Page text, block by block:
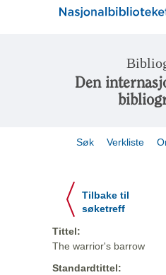
Den
Søk Verkliste
Tilbake til
søketreff
Tittel:
The warrior's barrow
Standardtittel: